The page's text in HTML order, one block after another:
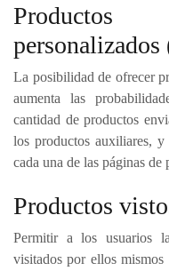
personalizados
La posibilidad de ofrecer
aumenta las
cantidad de productos
los productos auxiliares,
cada una de las páginas
Productos
Permitir a los usuarios
visitados por ellos